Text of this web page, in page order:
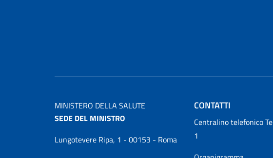
MINISTERO DELLA SALUTE
SEDE DEL MINISTRO
Lungotevere Ripa, 1 - 00153 - Roma
CONTATTI
Centralino telefonico
1